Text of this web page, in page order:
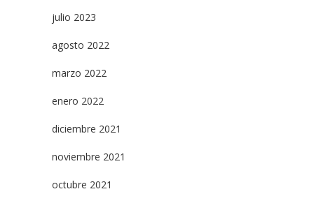
julio 2023
agosto 2022
marzo 2022
enero 2022
diciembre 2021
noviembre 2021
octubre 2021